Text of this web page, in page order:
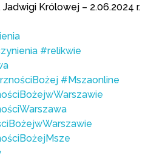
Królowej – 2.06.2024 r.
#relikwie
#Mszaonline